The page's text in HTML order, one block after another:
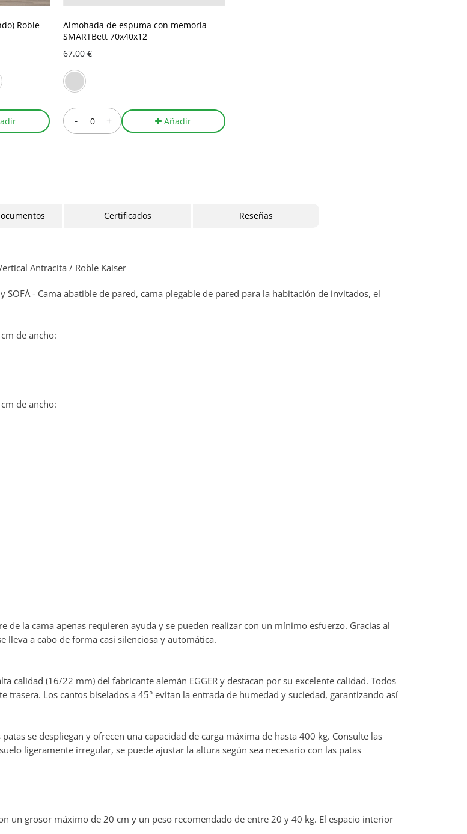
Roble
Almohada de espuma con memoria
SMARTBett 70x40x12
67.00 €
- + Añadir
Certificados Reseñas
Antracita / Roble Kaiser
- Cama abatible de pared, cama plegable de pared para la habitación de invitados, el
de ancho:
de ancho:
de la cama apenas requieren ayuda y se pueden realizar con un mínimo esfuerzo. Gracias al
lleva a cabo de forma casi silenciosa y automática.
calidad (16/22 mm) del fabricante alemán EGGER y destacan por su excelente calidad. Todos
Los cantos biselados a 45° evitan la entrada de humedad y suciedad, garantizando así
se despliegan y ofrecen una capacidad de carga máxima de hasta 400 kg. Consulte las
ligeramente irregular, se puede ajustar la altura según sea necesario con las patas
un grosor máximo de 20 cm y un peso recomendado de entre 20 y 40 kg. El espacio interior